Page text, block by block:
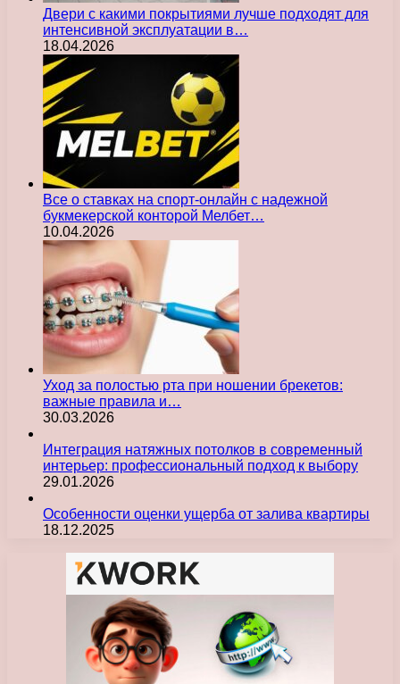
Двери с какими покрытиями лучше подходят для
интенсивной эксплуатации в…
18.04.2026
Все о ставках на спорт-онлайн с надежной
букмекерской конторой Мелбет…
10.04.2026
Уход за полостью рта при ношении брекетов:
важные правила и…
30.03.2026
Интеграция натяжных потолков в современный
интерьер: профессиональный подход к выбору
29.01.2026
Особенности оценки ущерба от залива квартиры
18.12.2025